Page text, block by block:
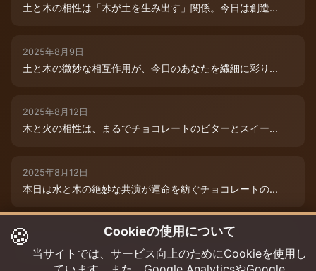
土と木の相性は「木が土を生み出す」関係。今日は創造...
2025年8月9日
土と木の微妙な相互作用が、今日のあなたを繊細に彩り...
2025年8月12日
木と火の相性は、まるでチョコレートのビターとスイー...
2025年8月12日
本日は水と木の絶妙な共演が運命を紡ぐチョコレートの...
2025年8月12日
本日は、燃えるような情熱と成長のエネルギーが交差す...
🍪 Cookieの使用について
当サイトでは、サービス向上のためにCookieを使用し